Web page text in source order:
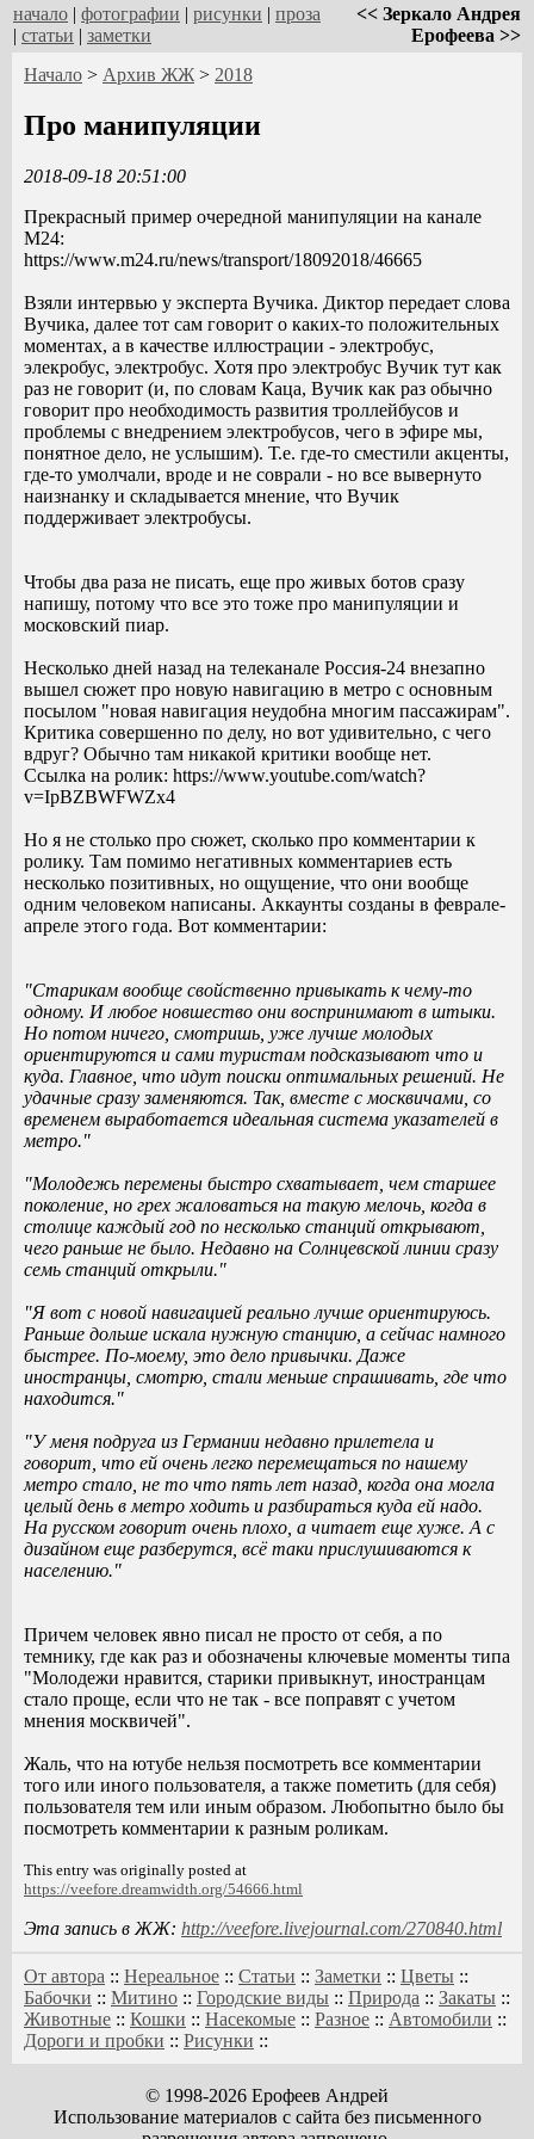
начало | фотографии | рисунки | проза
| статьи | заметки
<< Зеркало Андрея
Ерофеева >>
Начало > Архив ЖЖ > 2018
Про манипуляции
2018-09-18 20:51:00
Прекрасный пример очередной манипуляции на канале
М24:
https://www.m24.ru/news/transport/18092018/46665
Взяли интервью у эксперта Вучика. Диктор передает слова
Вучика, далее тот сам говорит о каких-то положительных
моментах, а в качестве иллюстрации - электробус,
элекробус, электробус. Хотя про электробус Вучик тут как
раз не говорит (и, по словам Каца, Вучик как раз обычно
говорит про необходимость развития троллейбусов и
проблемы с внедрением электробусов, чего в эфире мы,
понятное дело, не услышим). Т.е. где-то сместили акценты,
где-то умолчали, вроде и не соврали - но все вывернуто
наизнанку и складывается мнение, что Вучик
поддерживает электробусы.
Чтобы два раза не писать, еще про живых ботов сразу
напишу, потому что все это тоже про манипуляции и
московский пиар.
Несколько дней назад на телеканале Россия-24 внезапно
вышел сюжет про новую навигацию в метро с основным
посылом "новая навигация неудобна многим пассажирам".
Критика совершенно по делу, но вот удивительно, с чего
вдруг? Обычно там никакой критики вообще нет.
Ссылка на ролик: https://www.youtube.com/watch?
v=IpBZBWFWZx4
Но я не столько про сюжет, сколько про комментарии к
ролику. Там помимо негативных комментариев есть
несколько позитивных, но ощущение, что они вообще
одним человеком написаны. Аккаунты созданы в феврале-
апреле этого года. Вот комментарии:
"Старикам вообще свойственно привыкать к чему-то
одному. И любое новшество они воспринимают в штыки.
Но потом ничего, смотришь, уже лучше молодых
ориентируются и сами туристам подсказывают что и
куда. Главное, что идут поиски оптимальных решений. Не
удачные сразу заменяются. Так, вместе с москвичами, со
временем выработается идеальная система указателей в
метро."
"Молодежь перемены быстро схватывает, чем старшее
поколение, но грех жаловаться на такую мелочь, когда в
столице каждый год по несколько станций открывают,
чего раньше не было. Недавно на Солнцевской линии сразу
семь станций открыли."
"Я вот с новой навигацией реально лучше ориентируюсь.
Раньше дольше искала нужную станцию, а сейчас намного
быстрее. По-моему, это дело привычки. Даже
иностранцы, смотрю, стали меньше спрашивать, где что
находится."
"У меня подруга из Германии недавно прилетела и
говорит, что ей очень легко перемещаться по нашему
метро стало, не то что пять лет назад, когда она могла
целый день в метро ходить и разбираться куда ей надо.
На русском говорит очень плохо, а читает еще хуже. А с
дизайном еще разберутся, всё таки прислушиваются к
населению."
Причем человек явно писал не просто от себя, а по
темнику, где как раз и обозначены ключевые моменты типа
"Молодежи нравится, старики привыкнут, иностранцам
стало проще, если что не так - все поправят с учетом
мнения москвичей".
Жаль, что на ютубе нельзя посмотреть все комментарии
того или иного пользователя, а также пометить (для себя)
пользователя тем или иным образом. Любопытно было бы
посмотреть комментарии к разным роликам.
This entry was originally posted at
https://veefore.dreamwidth.org/54666.html
Эта запись в ЖЖ: http://veefore.livejournal.com/270840.html
От автора :: Нереальное :: Статьи :: Заметки :: Цветы ::
Бабочки :: Митино :: Городские виды :: Природа :: Закаты ::
Животные :: Кошки :: Насекомые :: Разное :: Автомобили ::
Дороги и пробки :: Рисунки ::
© 1998-2026 Ерофеев Андрей
Использование материалов с сайта без письменного